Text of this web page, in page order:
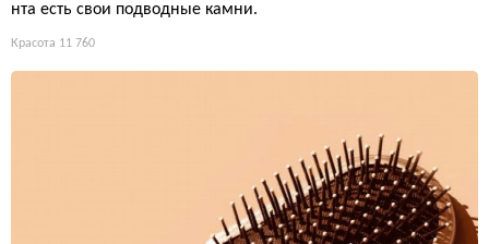
нта есть свои подводные камни.
Красота 11 760